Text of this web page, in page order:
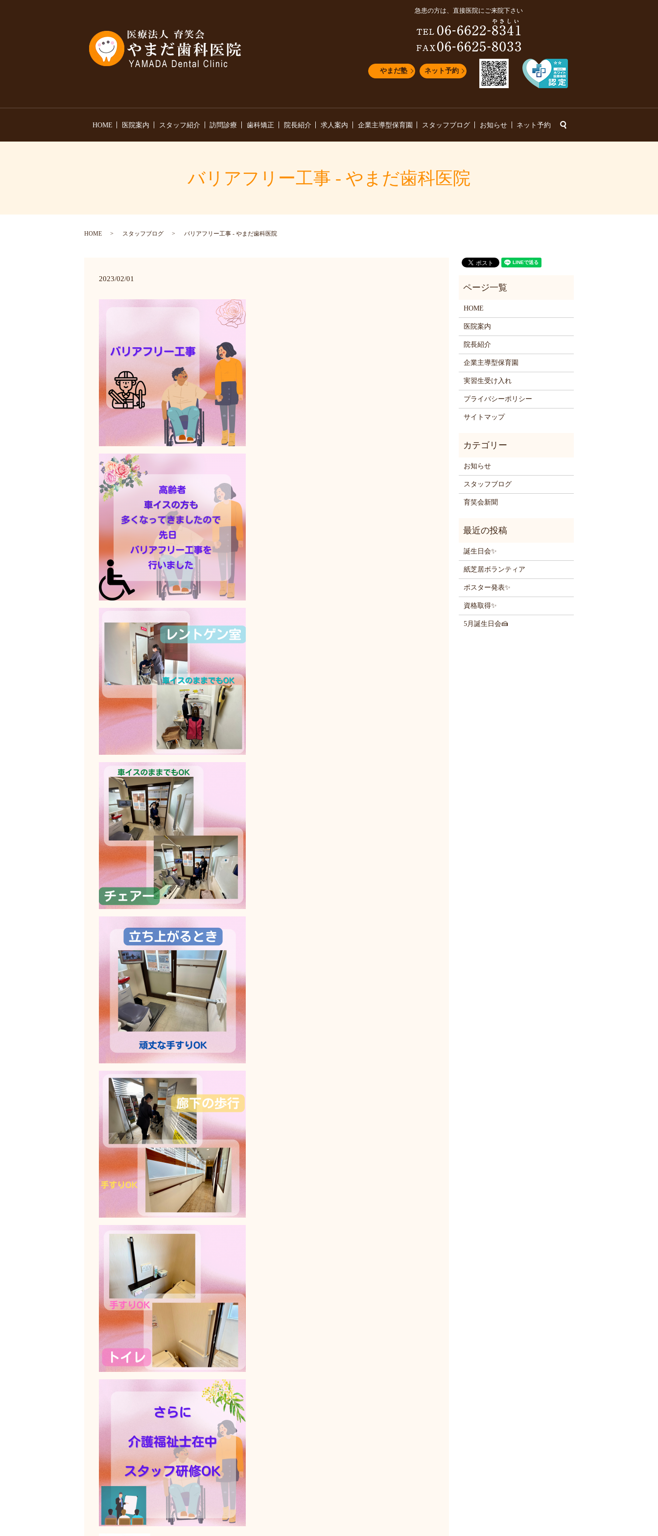
急患の方は、直接医院にご来院下さい
やまだ塾 ネット予約
HOME 医院案内 スタッフ紹介 訪問診療 歯科矯正 院長紹介 求人案内 企業主導型保育園 スタッフブログ お知らせ ネット予約
バリアフリー工事 - やまだ歯科医院
HOME スタッフブログ バリアフリー工事 - やまだ歯科医院
2023/02/01
HOME
医院案内
院長紹介
企業主導型保育園
実習生受け入れ
プライバシーポリシー
サイトマップ
お知らせ
スタッフブログ
育笑会新聞
誕生日会✨
紙芝居ボランティア
ポスター発表✨
資格取得✨
5月誕生日会🍰